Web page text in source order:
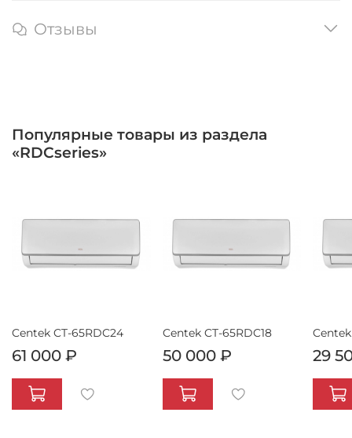
Отзывы
Популярные товары из раздела
«RDCseries»
Centek CT-65RDC24
61 000 ₽
Centek CT-65RDC18
50 000 ₽
Centek
29